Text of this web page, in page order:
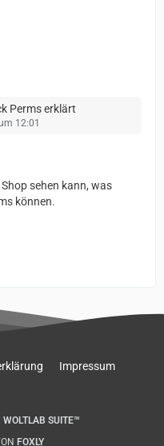
Perms erklärt
12:01
sehen kann, was
können.
Impressum
WOLTLAB SUITE™
FOXLY